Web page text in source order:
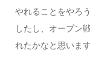
やれることをやろ
したし、オープン
れたかなと思います